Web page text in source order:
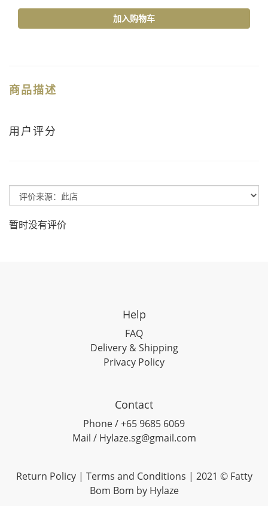
加入购物车
商品描述
用户评分
暂时没有评价
Help
FAQ
Delivery & Shipping
Privacy Policy
Contact
Phone / +65 9685 6069
Mail / Hylaze.sg@gmail.com
Return Policy| Terms and Conditions | 2021 © Fatty
Bom Bom by Hylaze